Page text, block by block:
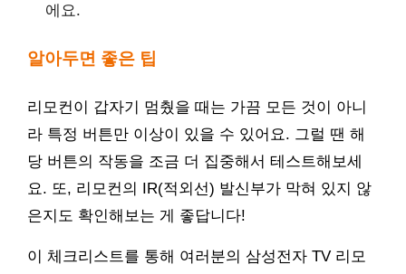
에요.
알아두면 좋은 팁
리모컨이 갑자기 멈췄을 때는 가끔 모든 것이 아니
라 특정 버튼만 이상이 있을 수 있어요. 그럴 땐 해
당 버튼의 작동을 조금 더 집중해서 테스트해보세
요. 또, 리모컨의 IR(적외선) 발신부가 막혀 있지 않
은지도 확인해보는 게 좋답니다!
이 체크리스트를 통해 여러분의 삼성전자 TV 리모